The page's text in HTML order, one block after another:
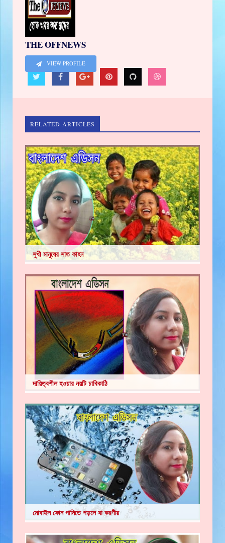
THE OFFNEWS
VIEW PROFILE
RELATED ARTICLES
সুখী মানুষের সাত কাহন
দায়িত্বশীল হওয়ার নয়টি চাবিকাঠি
মোবাইল ফোন পানিতে পড়লে যা করণীয়